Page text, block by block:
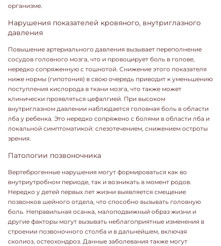
организме.
Нарушения показателей кровяного, внутриглазного
давления
Повышение артериального давления вызывает переполнение
сосудов головного мозга, что и провоцирует боль в голове,
нередко сопряженную с тошнотой. Снижение этого показателя
ниже нормы (гипотония) в свою очередь приводит к уменьшению
поступления кислорода в ткани мозга, что также может
клинически проявляться цефалгией. При высоком
внутриглазном давлении наблюдается головная боль в области
лба у ребенка. Это нередко сопряжено с болями в области лба и
локальной симптоматикой: слезотечением, снижением остроты
зрения.
Патологии позвоночника
Вертеброгенные нарушения могут формироваться как во
внутриутробном периоде, так и возникать в момент родов.
Нередко у детей первых лет жизни выявляется смещение
позвонков шейного отдела, что способно вызывать головную
боль. Неправильная осанка, малоподвижный образ жизни и
другие факторы могут вызывать неблагоприятные изменения в
строении позвоночного столба и в дальнейшем, включая
сколиоз, остеохондроз. Данные заболевания также могут